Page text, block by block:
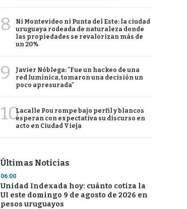
8
Ni Montevideo ni Punta del Este: la ciudad
uruguaya rodeada de naturaleza donde
las propiedades se revalorizan más de
un 20%
9
Javier Nóblega: "Fue un hackeo de una
red lumínica, tomaron una decisión un
poco apresurada"
10Lacalle Pou rompe bajo perfil y blancos
esperan con expectativa su discurso en
acto en Ciudad Vieja
Últimas Noticias
06:00
Unidad Indexada hoy: cuánto cotiza la
UI este domingo 9 de agosto de 2026 en
pesos uruguayos